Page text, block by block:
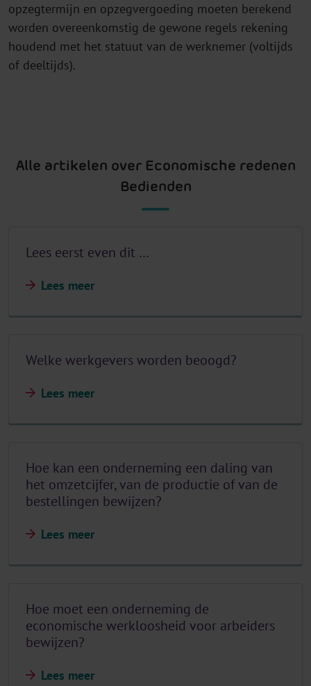
opzegtermijn en opzegvergoeding moeten berekend
worden overeenkomstig de gewone regels rekening
houdend met het statuut van de werknemer (voltijds
of deeltijds).
Alle artikelen over Economische redenen
Bedienden
Lees eerst even dit …
Lees meer
Welke werkgevers worden beoogd?
Lees meer
Hoe kan een onderneming een daling van
het omzetcijfer, van de productie of van de
bestellingen bewijzen?
Lees meer
Hoe moet een onderneming de
economische werkloosheid voor arbeiders
bewijzen?
Lees meer